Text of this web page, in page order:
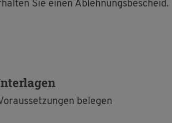
Sie einen Ab­leh­nungs­be­scheid.
be­le­gen